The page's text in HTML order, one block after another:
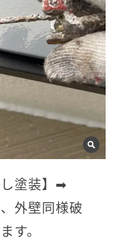
し塗装】➡
外壁同様破
す。